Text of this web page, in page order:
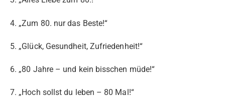
4. „Zum 80. nur das Beste!“
5. „Glück, Gesundheit, Zufriedenheit!“
6. „80 Jahre – und kein bisschen müde!“
7. „Hoch sollst du leben – 80 Mal!“